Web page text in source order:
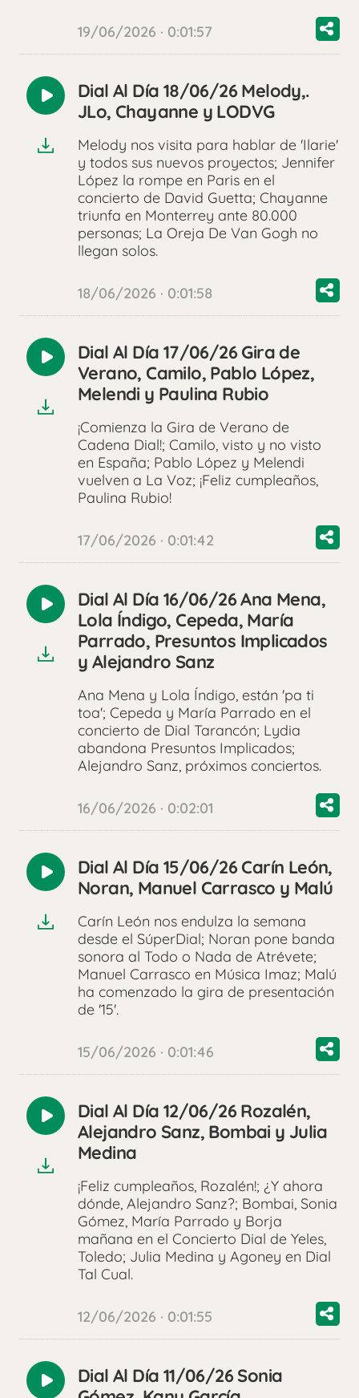
19/06/2026 · 0:01:57
Reproducir
audio
Dial Al Día 18/06/26 Melody,.
JLo, Chayanne y LODVG
Melody nos visita para hablar de 'Ilarie'
y todos sus nuevos proyectos; Jennifer
López la rompe en Paris en el
concierto de David Guetta; Chayanne
triunfa en Monterrey ante 80.000
personas; La Oreja De Van Gogh no
llegan solos.
18/06/2026 · 0:01:58
Reproducir
audio
Dial Al Día 17/06/26 Gira de
Verano, Camilo, Pablo López,
Melendi y Paulina Rubio
¡Comienza la Gira de Verano de
Cadena Dial!; Camilo, visto y no visto
en España; Pablo López y Melendi
vuelven a La Voz; ¡Feliz cumpleaños,
Paulina Rubio!
17/06/2026 · 0:01:42
Reproducir
audio
Dial Al Día 16/06/26 Ana Mena,
Lola Índigo, Cepeda, María
Parrado, Presuntos Implicados
y Alejandro Sanz
Ana Mena y Lola Índigo, están 'pa ti
toa'; Cepeda y María Parrado en el
concierto de Dial Tarancón; Lydia
abandona Presuntos Implicados;
Alejandro Sanz, próximos conciertos.
16/06/2026 · 0:02:01
Reproducir
audio
Dial Al Día 15/06/26 Carín León,
Noran, Manuel Carrasco y Malú
Carín León nos endulza la semana
desde el SúperDial; Noran pone banda
sonora al Todo o Nada de Atrévete;
Manuel Carrasco en Música Imaz; Malú
ha comenzado la gira de presentación
de '15'.
15/06/2026 · 0:01:46
Reproducir
audio
Dial Al Día 12/06/26 Rozalén,
Alejandro Sanz, Bombai y Julia
Medina
¡Feliz cumpleaños, Rozalén!; ¿Y ahora
dónde, Alejandro Sanz?; Bombai, Sonia
Gómez, María Parrado y Borja
mañana en el Concierto Dial de Yeles,
Toledo; Julia Medina y Agoney en Dial
Tal Cual.
12/06/2026 · 0:01:55
Reproducir
Dial Al Día 11/06/26 Sonia